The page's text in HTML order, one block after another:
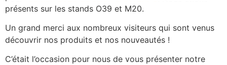
présents sur les stands O39 et M20.
Un grand merci aux nombreux visiteurs qui sont venus
découvrir nos produits et nos nouveautés !
C’était l’occasion pour nous de vous présenter notre